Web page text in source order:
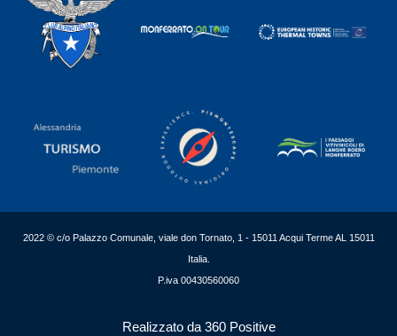
2022 © c/o Palazzo Comunale, viale don Tornato, 1 - 15011 Acqui Terme AL 15011
Italia.
P.iva 00430560060
Realizzato da 360 Positive